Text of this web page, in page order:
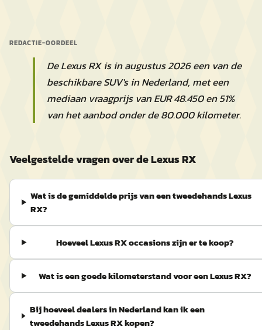
REDACTIE-OORDEEL
De Lexus RX is in augustus 2026 een van de
beschikbare SUV's in Nederland, met een
mediaan vraagprijs van EUR 48.450 en 51%
van het aanbod onder de 80.000 kilometer.
Veelgestelde vragen over de Lexus RX
Wat is de gemiddelde prijs van een tweedehands Lexus
RX?
Hoeveel Lexus RX occasions zijn er te koop?
Wat is een goede kilometerstand voor een Lexus RX?
Bij hoeveel dealers in Nederland kan ik een
tweedehands Lexus RX kopen?